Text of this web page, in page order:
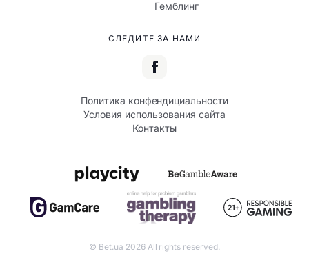
Гемблинг
СЛЕДИТЕ ЗА НАМИ
Политика конфендициальности
Условия использования сайта
Контакты
© Bet.ua 2026 All rights reserved.